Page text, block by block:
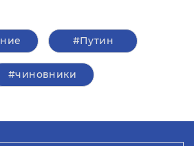
#Путин
#чиновники